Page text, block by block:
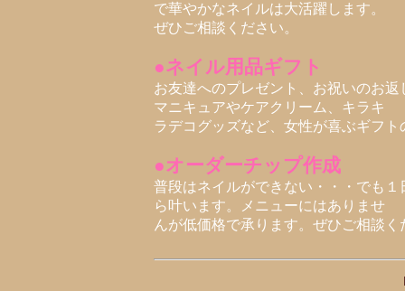
で華やかなネイルは大活躍します。
ぜひご相談ください。
●ネイル用品ギフト
お友達へのプレゼント、お祝いのお
マニキュアやケアクリーム、キラキ
ラデコグッズなど、女性が喜ぶギフ
●オーダーチップ作成
普段はネイルができない・・・でも
ら叶います。メニューにはありませ
んが低価格で承ります。ぜひご相談く